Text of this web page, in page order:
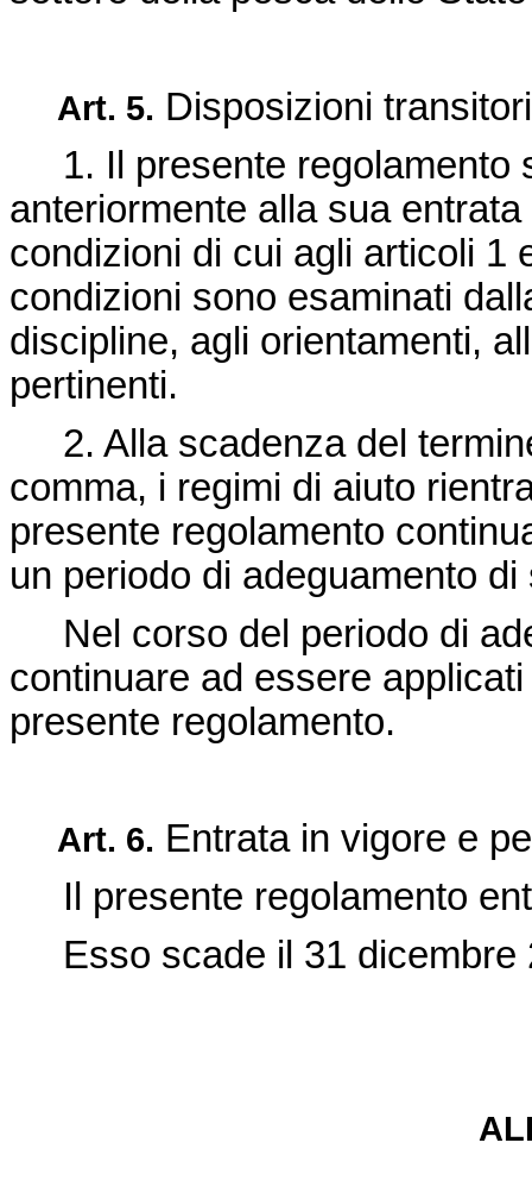
Art. 5. Disposizioni
1. Il presente regolamento
anteriormente alla sua
condizioni di cui agli articoli 1
condizioni sono esaminati
discipline, agli orientamenti,
pertinenti.
2. Alla scadenza del
comma, i regimi di aiuto
presente regolamento
un periodo di adeguamento di
Nel corso del periodo di
continuare ad essere
presente regolamento.
Art. 6. Entrata in vigore e
Il presente regolamento
Esso scade il 31 dicembre